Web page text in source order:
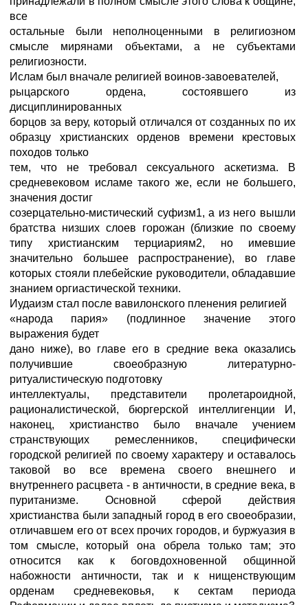
все
остальные были неполноценными в религиозном
смысле мирянами объектами, а не субъектами
религиозности.
Ислам был вначале религией воинов-завоевателей,
рыцарского ордена, состоявшего из
дисциплинированных
борцов за веру, который отличался от созданных по их
образцу христианских орденов времени крестовых
походов только
тем, что не требовал сексуального аскетизма. В
средневековом исламе такого же, если не большего,
значения достиг
созерцательно-мистический суфизм1, а из него вышли
братства низших слоев горожан (близкие по своему
типу христианским терциариям2, но имевшие
значительно большее распространение), во главе
которых стояли плебейские руководители, обладавшие
знанием оргиастической техники.
Иудаизм стал после вавилонского пленения религией
«народа пария» (подлинное значение этого
выражения будет
дано ниже), во главе его в средние века оказались
получившие своеобразную литературно-
ритуалистическую подготовку
интеллектуалы, представители пролетароидной,
рационалистической, бюргерской интеллигенции И,
наконец, христианство было вначале учением
странствующих ремесленников, специфически
городской религией по своему характеру и оставалось
таковой во все времена своего внешнего и
внутреннего расцвета - в античности, в средние века, в
пуританизме. Основной сферой действия
христианства были западный город в его своеобразии,
отличавшем его от всех прочих городов, и буржуазия в
том смысле, который она обрела только там; это
относится как к боговдохновенной общинной
набожности античности, так и к нищенствующим
орденам средневековья, к сектам периода